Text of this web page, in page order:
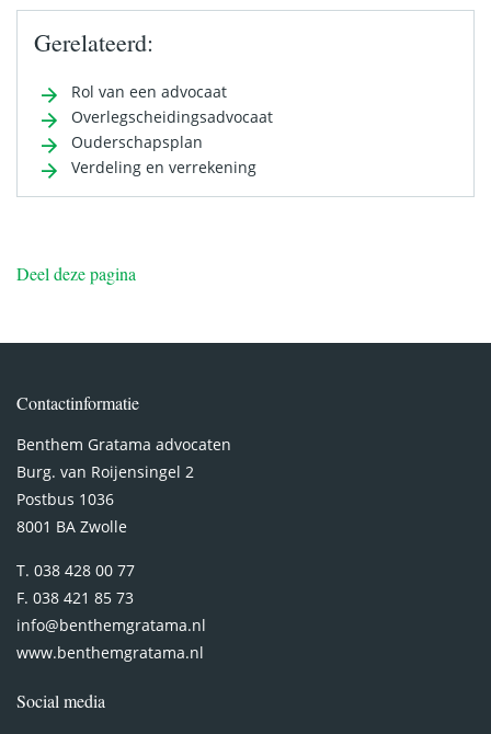
Gerelateerd:
Rol van een advocaat
Overlegscheidingsadvocaat
Ouderschapsplan
Verdeling en verrekening
Deel deze pagina
Contactinformatie
Benthem Gratama advocaten
Burg. van Roijensingel 2
Postbus 1036
8001 BA Zwolle
T. 038 428 00 77
F. 038 421 85 73
info@benthemgratama.nl
www.benthemgratama.nl
Social media